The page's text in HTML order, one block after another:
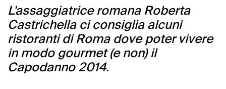
L'assaggiatrice romana Roberta
Castrichella ci consiglia alcuni
ristoranti di Roma dove poter vivere
in modo gourmet (e non) il
Capodanno 2014.